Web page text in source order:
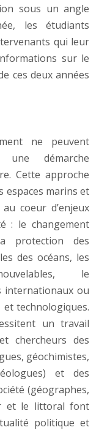
sous un angle
les étudiants
qui leur
sur le
ces deux années
ne peuvent
une démarche
Cette approche
espaces marins et
coeur d’enjeux
: le changement
protection des
des océans, les
le
internationaux ou
technologiques.
un travail
chercheurs des
géochimistes,
et des
(géographes,
et le littoral font
politique et